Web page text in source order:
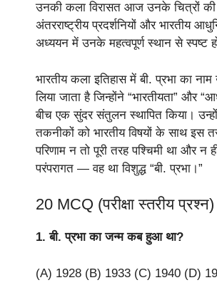
उनकी कला विरासत आज उनके चित्रों की
अंतरराष्ट्रीय प्रदर्शनियों और भारतीय
अध्ययन में उनके महत्वपूर्ण स्थान से स्पष्ट
भारतीय कला इतिहास में बी. प्रभा का
लिया जाता है जिन्होंने “भारतीयता” और
बीच एक सुंदर संतुलन स्थापित किया।
तकनीकों को भारतीय विषयों के साथ इस
परिणाम न तो पूरी तरह पश्चिमी था और न
परंपरागत — वह था विशुद्ध “बी. प्रभा।”
20 MCQ (परीक्षा स्तरीय प्रश्न)
1. बी. प्रभा का जन्म कब हुआ था?
(A) 1928 (B) 1933 (C) 1940 (D)